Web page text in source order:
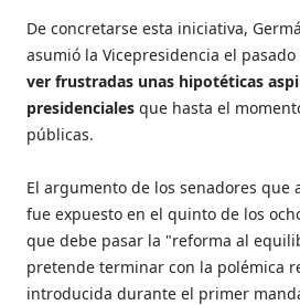
De concretarse esta iniciativa,
asumió la Vicepresidencia el pasado
ver frustradas unas hipotéticas
presidenciales que hasta el
públicas.
El argumento de los senadores que
fue expuesto en el quinto de los
que debe pasar la "reforma al
pretende terminar con la polémica
introducida durante el primer